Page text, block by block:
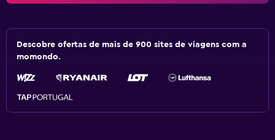
Descobre ofertas de mais de 900 sites de viagens com a
momondo.